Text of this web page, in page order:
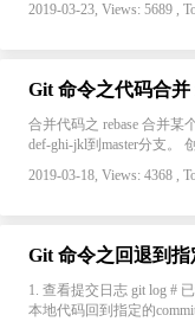
2019-03-23, Views: 5689 ,
Git 命令之代码合并
合并代码之 rebase 合并某
def-ghi-jkl到master分支。
2019-03-18, Views: 4368 ,
Git 命令之回退到指
1. 查看提交日志 git log #
本地代码回到指定的